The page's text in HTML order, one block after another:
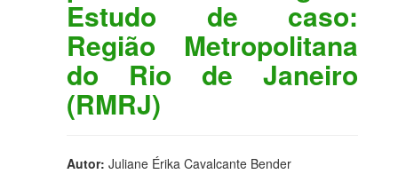
Estudo de caso:
Região Metropolitana
do Rio de Janeiro
(RMRJ)
Autor: Juliane Érika Cavalcante Bender